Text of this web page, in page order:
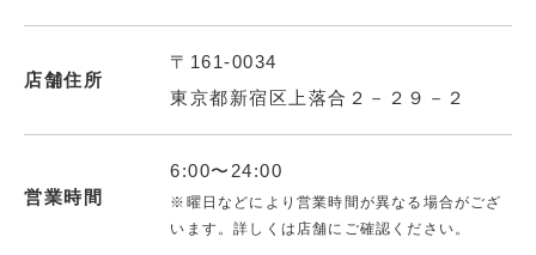
店舗住所
〒161-0034
東京都新宿区上落合２－２９－２
営業時間
6:00〜24:00
※曜日などにより営業時間が異なる場合がござ
います。詳しくは店舗にご確認ください。